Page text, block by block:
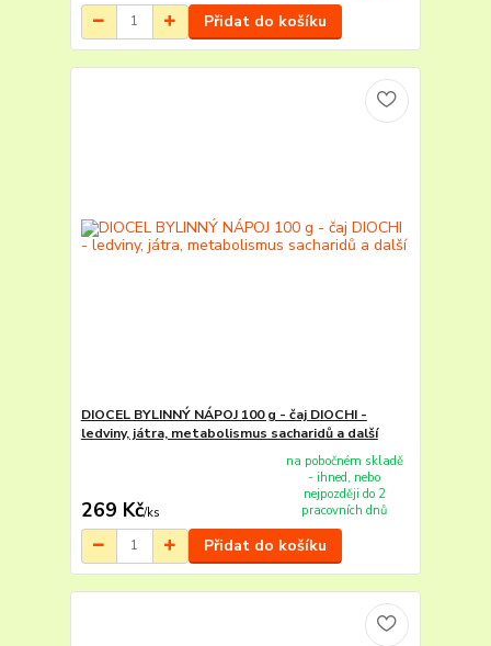
Přidat do košíku
DIOCEL BYLINNÝ NÁPOJ 100 g - čaj DIOCHI -
ledviny, játra, metabolismus sacharidů a další
269 Kč/ks
na pobočném skladě
- ihned, nebo
nejpozději do 2
pracovních dnů
Přidat do košíku